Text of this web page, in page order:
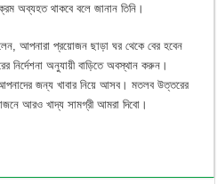
অব্যহত থাকবে বলে জানান তিনি।
আপনারা প্রয়োজন ছাড়া ঘর থেকে বের হবেন
নির্দেশনা অনুযায়ী বাড়িতে অবস্থান করুন।
জন্য খাবার নিয়ে আসব। মতলব উত্তরের
আরও খাদ্য সামগ্রী আমরা দিবো।